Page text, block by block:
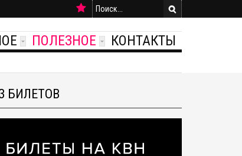
ПОЛЕЗНОЕ КОНТАКТЫ
БИЛЕТОВ